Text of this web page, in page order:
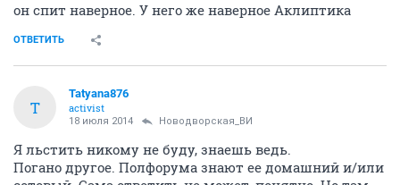
он спит наверное. У него же наверное Аклиптика
ОТВЕТИТЬ
T
Tatyana876
activist
18 июля 2014 Новодворcкая_ВИ
Я льстить никому не буду, знаешь ведь.
Погано другое. Полфорума знают ее домашний и/или